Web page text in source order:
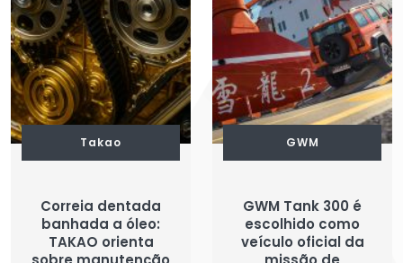
Takao
Correia dentada
banhada a óleo:
TAKAO orienta
GWM
GWM Tank 300 é
escolhido como
veículo oficial da